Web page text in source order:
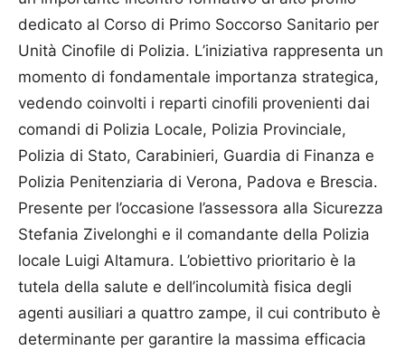
dedicato al Corso di Primo Soccorso Sanitario per
Unità Cinofile di Polizia. ​L’iniziativa rappresenta un
momento di fondamentale importanza strategica,
vedendo coinvolti i reparti cinofili provenienti dai
comandi di Polizia Locale, Polizia Provinciale,
Polizia di Stato, Carabinieri, Guardia di Finanza e
Polizia Penitenziaria di Verona, Padova e Brescia.
Presente per l’occasione l’assessora alla Sicurezza
Stefania Zivelonghi e il comandante della Polizia
locale Luigi Altamura. L’obiettivo prioritario è la
tutela della salute e dell’incolumità fisica degli
agenti ausiliari a quattro zampe, il cui contributo è
determinante per garantire la massima efficacia